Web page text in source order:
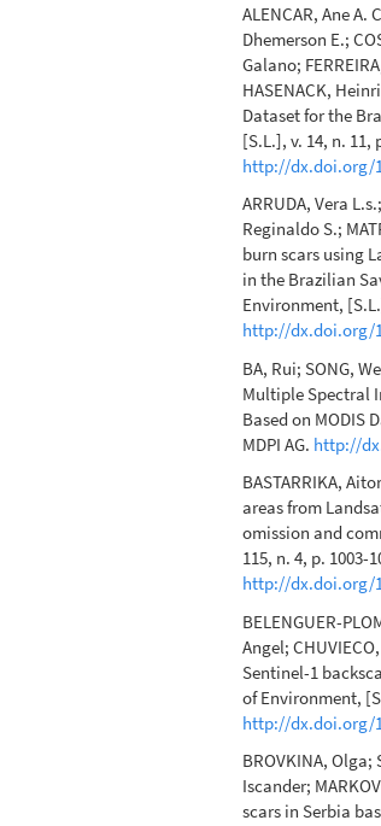
ALENCAR, Ane A.
Dhemerson E.;
Galano;
HASENACK,
Dataset for the
[S.L.], v. 14, n. 11,
http://dx.doi.org/
ARRUDA, Vera
Reginaldo S.;
burn scars using
in the Brazilian
Environment,
http://dx.doi.org/
BA, Rui; SONG,
Multiple Spectral
Based on MODIS
MDPI AG. http://
BASTARRIKA,
areas from
omission and
115, n. 4, p. 1003-
http://dx.doi.org/
BELENGUER-
Angel;
Sentinel-1
of Environment,
http://dx.doi.org/
BROVKINA, Olga;
Iscander;
scars in Serbia